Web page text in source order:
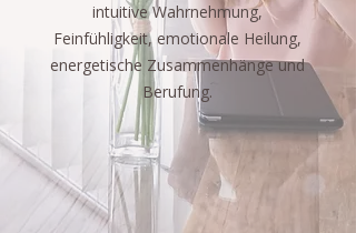
intuitive Wahrnehmung,
Feinfühligkeit, emotionale Heilung,
energetische Zusammenhänge und
Berufung.